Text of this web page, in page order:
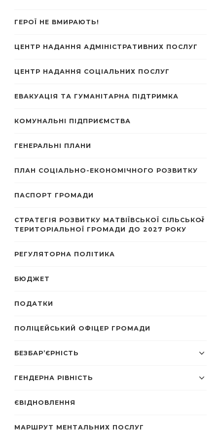
ГЕРОЇ НЕ ВМИРАЮТЬ!
ЦЕНТР НАДАННЯ АДМІНІСТРАТИВНИХ ПОСЛУГ
ЦЕНТР НАДАННЯ СОЦІАЛЬНИХ ПОСЛУГ
ЕВАКУАЦІЯ ТА ГУМАНІТАРНА ПІДТРИМКА
КОМУНАЛЬНІ ПІДПРИЄМСТВА
ГЕНЕРАЛЬНІ ПЛАНИ
ПЛАН СОЦІАЛЬНО-ЕКОНОМІЧНОГО РОЗВИТКУ
ПАСПОРТ ГРОМАДИ
СТРАТЕГІЯ РОЗВИТКУ МАТВІЇВСЬКОЇ СІЛЬСЬКОЇ
ТЕРИТОРІАЛЬНОЇ ГРОМАДИ ДО 2027 РОКУ
РЕГУЛЯТОРНА ПОЛІТИКА
БЮДЖЕТ
ПОДАТКИ
ПОЛІЦЕЙСЬКИЙ ОФІЦЕР ГРОМАДИ
БЕЗБАР’ЄРНІСТЬ
ГЕНДЕРНА РІВНІСТЬ
ЄВІДНОВЛЕННЯ
МАРШРУТ МЕНТАЛЬНИХ ПОСЛУГ